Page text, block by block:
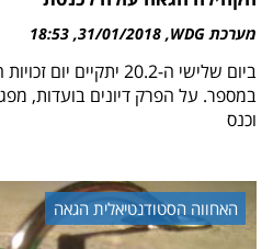
מערכת WDG 31/01/2018
18:53
ביום שלישי ה-20.2
במספר. על הפרק דיונים בועדות,
וכנס
האחווה הסטודנטיאלית הגאה